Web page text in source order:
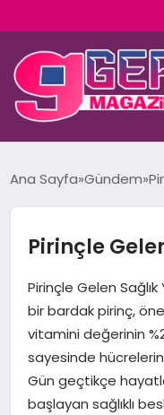
YAŞAM
SPOR
TEKNOLOJI
SAĞLIK
SIYASET
Ana Sayfa Gündem
Pirinçle
Pirinçle Gelen
bir bardak pirinç,
vitamini değerinin
sayesinde
Gün geçtikçe
başlayan sağlıklı